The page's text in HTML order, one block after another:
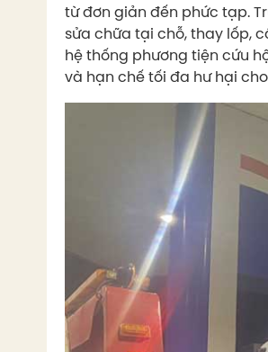
từ đơn giản đến phức tạp.
sửa chữa tại chỗ, thay lốp,
hệ thống phương tiện cứu
và hạn chế tối đa hư hại